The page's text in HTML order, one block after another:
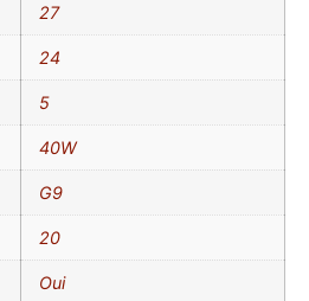
27
24
5
40W
G9
20
Oui